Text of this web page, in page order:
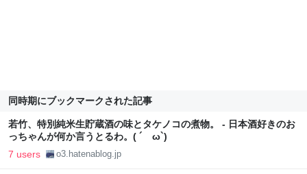
同時期にブックマークされた記事
若竹、特別純米生貯蔵酒の味とタケノコの煮物。 - 日本酒好きのお
っちゃんが何か言うとるわ。( ´ ω`)
7 users o3.hatenablog.jp